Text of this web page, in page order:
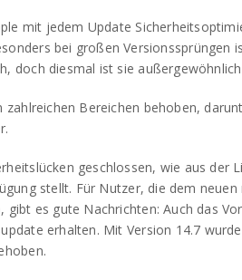
mit jedem Update
bei großen Versionssprüngen
doch diesmal ist sie
zahlreichen Bereichen behoben,
geschlossen, wie aus der
stellt. Für Nutzer, die dem neuen
gibt es gute Nachrichten: Auch das
erhalten. Mit Version 14.7